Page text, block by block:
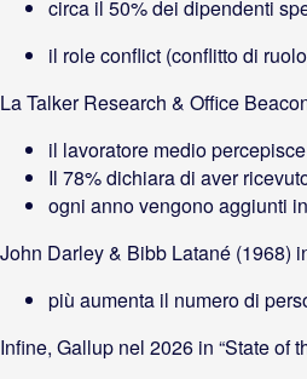
circa il 50% dei dipendenti
il role conflict (conflitto di
La Talker Research & Office
il lavoratore medio
Il 78% dichiara di aver
ogni anno vengono aggiunti
John Darley & Bibb Latané (1968)
più aumenta il numero di
Infine, Gallup nel 2026 in “State of